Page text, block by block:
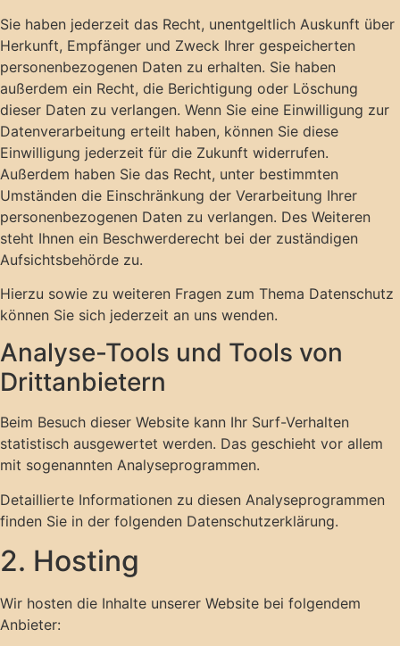
Sie haben jederzeit das Recht, unentgeltlich Auskunft über
Herkunft, Empfänger und Zweck Ihrer gespeicherten
personenbezogenen Daten zu erhalten. Sie haben
außerdem ein Recht, die Berichtigung oder Löschung
dieser Daten zu verlangen. Wenn Sie eine Einwilligung zur
Datenverarbeitung erteilt haben, können Sie diese
Einwilligung jederzeit für die Zukunft widerrufen.
Außerdem haben Sie das Recht, unter bestimmten
Umständen die Einschränkung der Verarbeitung Ihrer
personenbezogenen Daten zu verlangen. Des Weiteren
steht Ihnen ein Beschwerderecht bei der zuständigen
Aufsichtsbehörde zu.
Hierzu sowie zu weiteren Fragen zum Thema Datenschutz
können Sie sich jederzeit an uns wenden.
Analyse-Tools und Tools von
Dritt­anbietern
Beim Besuch dieser Website kann Ihr Surf-Verhalten
statistisch ausgewertet werden. Das geschieht vor allem
mit sogenannten Analyseprogrammen.
Detaillierte Informationen zu diesen Analyseprogrammen
finden Sie in der folgenden Datenschutzerklärung.
2. Hosting
Wir hosten die Inhalte unserer Website bei folgendem
Anbieter: